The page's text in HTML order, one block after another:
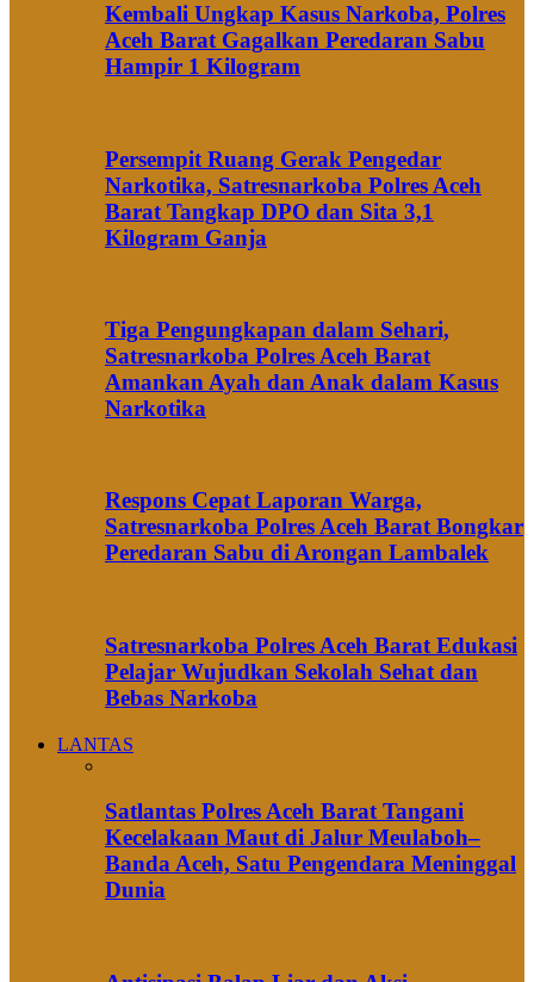
Kembali Ungkap Kasus Narkoba, Polres
Aceh Barat Gagalkan Peredaran Sabu
Hampir 1 Kilogram
Persempit Ruang Gerak Pengedar
Narkotika, Satresnarkoba Polres Aceh
Barat Tangkap DPO dan Sita 3,1
Kilogram Ganja
Tiga Pengungkapan dalam Sehari,
Satresnarkoba Polres Aceh Barat
Amankan Ayah dan Anak dalam Kasus
Narkotika
Respons Cepat Laporan Warga,
Satresnarkoba Polres Aceh Barat Bongkar
Peredaran Sabu di Arongan Lambalek
Satresnarkoba Polres Aceh Barat Edukasi
Pelajar Wujudkan Sekolah Sehat dan
Bebas Narkoba
LANTAS
Satlantas Polres Aceh Barat Tangani
Kecelakaan Maut di Jalur Meulaboh–
Banda Aceh, Satu Pengendara Meninggal
Dunia